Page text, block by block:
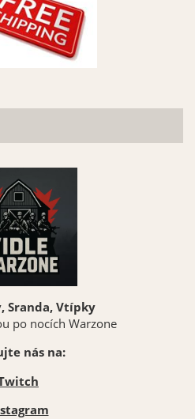
Sranda, Vtípky
po nocích Warzone
nás na: